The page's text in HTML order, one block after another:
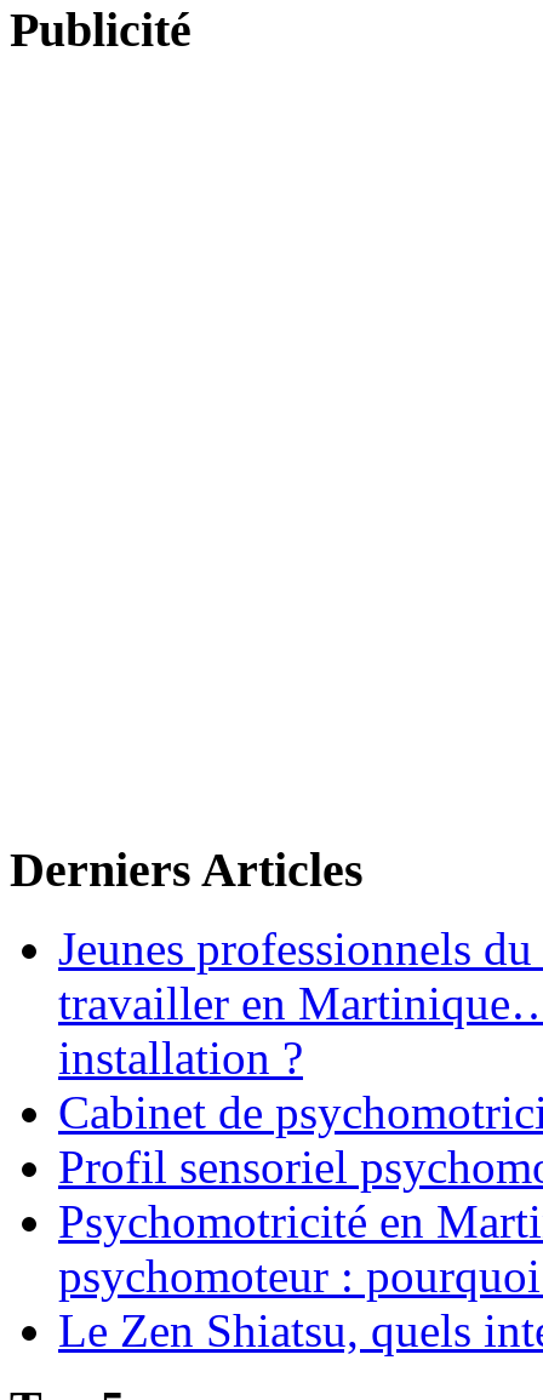
Publicité
Derniers Articles
Jeunes professionnels
travailler en
installation ?
Cabinet de
Profil sensoriel
Psychomotricité en
psychomoteur :
Le Zen Shiatsu, quels